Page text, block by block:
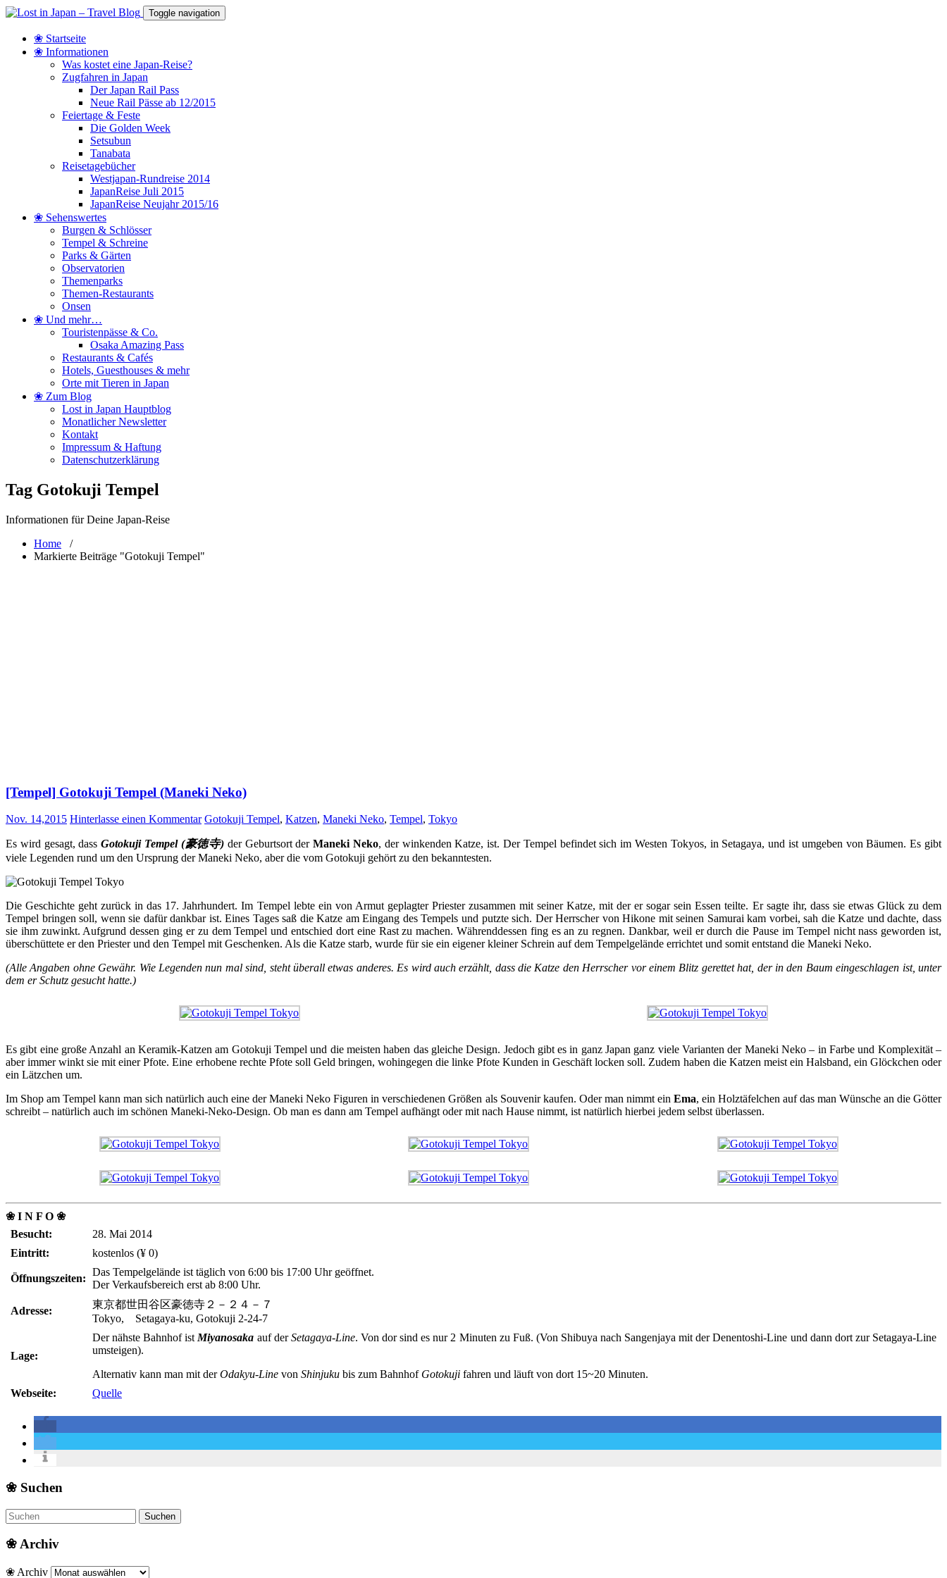
Toggle navigation
❀ Startseite
❀ Informationen
Was kostet eine Japan-Reise?
Zugfahren in Japan
Der Japan Rail Pass
Neue Rail Pässe ab 12/2015
Feiertage & Feste
Die Golden Week
Setsubun
Tanabata
Reisetagebücher
Westjapan-Rundreise 2014
JapanReise Juli 2015
JapanReise Neujahr 2015/16
❀ Sehenswertes
Burgen & Schlösser
Tempel & Schreine
Parks & Gärten
Observatorien
Themenparks
Themen-Restaurants
Onsen
❀ Und mehr…
Touristenpässe & Co.
Osaka Amazing Pass
Restaurants & Cafés
Hotels, Guesthouses & mehr
Orte mit Tieren in Japan
❀ Zum Blog
Lost in Japan Hauptblog
Monatlicher Newsletter
Kontakt
Impressum & Haftung
Datenschutzerklärung
Tag Gotokuji Tempel
Informationen für Deine Japan-Reise
Home /
Markierte Beiträge "Gotokuji Tempel"
[Tempel] Gotokuji Tempel (Maneki Neko)
Nov. 14,2015 Hinterlasse einen Kommentar Gotokuji Tempel, Katzen, Maneki Neko, Tempel, Tokyo
Es wird gesagt, dassGotokuji Tempel (豪徳寺) der Geburtsort derManeki Neko, der winkenden Katze, ist. Der Tempel befindet sich im Westen Tokyos, in Setagaya, und ist umgeben von Bäumen. Es gibt
viele Legenden rund um den Ursprung der Maneki Neko, aber die vom Gotokuji gehört zu den bekanntesten.
Die Geschichte geht zurück in das 17. Jahrhundert. Im Tempel lebte ein von Armut geplagter Priester zusammen mit seiner Katze, mit der er sogar sein Essen teilte. Er sagte ihr, dass sie etwas Glück zu dem
Tempel bringen soll, wenn sie dafür dankbar ist. Eines Tages saß die Katze am Eingang des Tempels und putzte sich. Der Herrscher von Hikone mit seinen Samurai kam vorbei, sah die Katze und dachte, dass
sie ihm zuwinkt. Aufgrund dessen ging er zu dem Tempel und entschied dort eine Rast zu machen. Währenddessen fing es an zu regnen. Dankbar, weil er durch die Pause im Tempel nicht nass geworden ist,
überschüttete er den Priester und den Tempel mit Geschenken. Als die Katze starb, wurde für sie ein eigener kleiner Schrein auf dem Tempelgelände errichtet und somit entstand die Maneki Neko.
(Alle Angaben ohne Gewähr. Wie Legenden nun mal sind, steht überall etwas anderes. Es wird auch erzählt, dass die Katze den Herrscher vor einem Blitz gerettet hat, der in den Baum eingeschlagen ist, unter
dem er Schutz gesucht hatte.)
Es gibt eine große Anzahl an Keramik-Katzen am Gotokuji Tempel und die meisten haben das gleiche Design. Jedoch gibt es in ganz Japan ganz viele Varianten der Maneki Neko – in Farbe und Komplexität –
aber immer winkt sie mit einer Pfote. Eine erhobene rechte Pfote soll Geld bringen, wohingegen die linke Pfote Kunden in Geschäft locken soll. Zudem haben die Katzen meist ein Halsband, ein Glöckchen oder
ein Lätzchen um.
Im Shop am Tempel kann man sich natürlich auch eine der Maneki Neko Figuren in verschiedenen Größen als Souvenir kaufen. Oder man nimmt ein Ema, ein Holztäfelchen auf das man Wünsche an die Götter
schreibt – natürlich auch im schönen Maneki-Neko-Design. Ob man es dann am Tempel aufhängt oder mit nach Hause nimmt, ist natürlich hierbei jedem selbst überlassen.
❀ I N F O ❀
Besucht:
28. Mai 2014
Eintritt:
kostenlos (¥ 0)
Öffnungszeiten:
Das Tempelgelände ist täglich von 6:00 bis 17:00 Uhr geöffnet.
Der Verkaufsbereich erst ab 8:00 Uhr.
Adresse:
東京都世田谷区豪徳寺２－２４－７
Tokyo, Setagaya-ku, Gotokuji 2-24-7
Lage:
Der nähste Bahnhof ist Miyanosaka auf derSetagaya-Line. Von dor sind es nur 2 Minuten zu Fuß. (Von Shibuya nach Sangenjaya mit der Denentoshi-Line und dann dort zur Setagaya-Line
umsteigen).
Alternativ kann man mit derOdakyu-Line von Shinjuku bis zum Bahnhof Gotokuji fahren und läuft von dort 15~20 Minuten.
Webseite:
Quelle
❀ Suchen
❀ Archiv
❀ Archiv